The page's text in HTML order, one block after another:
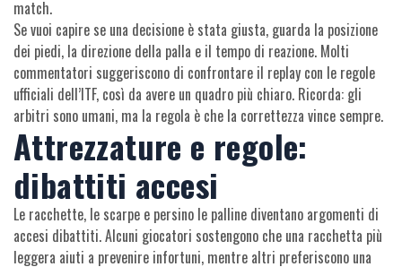
match.
Se vuoi capire se una decisione è stata giusta, guarda la posizione
dei piedi, la direzione della palla e il tempo di reazione. Molti
commentatori suggeriscono di confrontare il replay con le regole
ufficiali dell’ITF, così da avere un quadro più chiaro. Ricorda: gli
arbitri sono umani, ma la regola è che la correttezza vince sempre.
Attrezzature e regole:
dibattiti accesi
Le racchette, le scarpe e persino le palline diventano argomenti di
accesi dibattiti. Alcuni giocatori sostengono che una racchetta più
leggera aiuti a prevenire infortuni, mentre altri preferiscono una